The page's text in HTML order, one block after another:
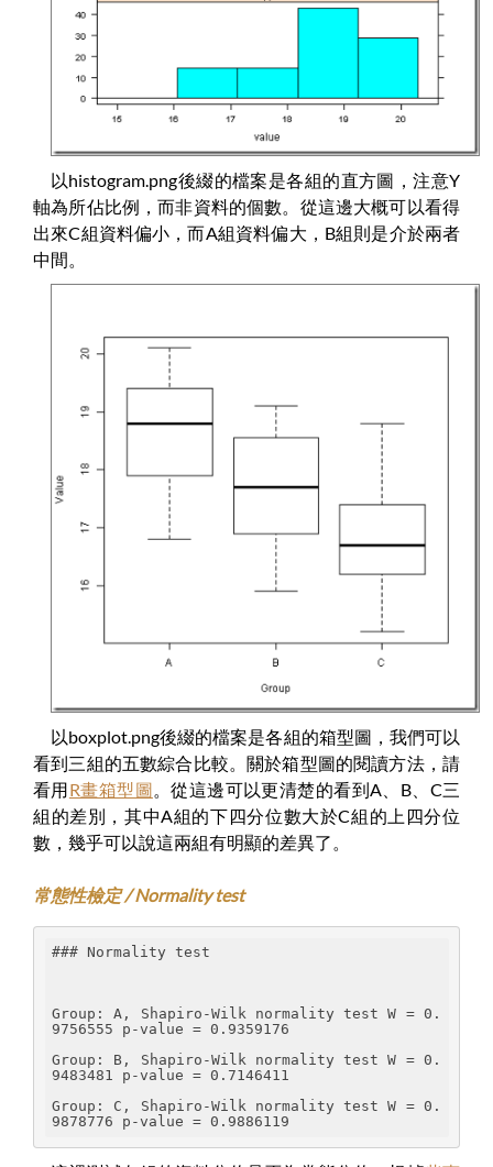
以histogram.png後綴的檔案是各組的直方圖，注意Y
軸為所佔比例，而非資料的個數。從這邊大概可以看得
出來C組資料偏小，而A組資料偏大，B組則是介於兩者
中間。
以boxplot.png後綴的檔案是各組的箱型圖，我們可以
看到三組的五數綜合比較。關於箱型圖的閱讀方法，請
看用R畫箱型圖。從這邊可以更清楚的看到A、B、C三
組的差別，其中A組的下四分位數大於C組的上四分位
數，幾乎可以說這兩組有明顯的差異了。
常態性檢定 / Normality test
### Normality test
Group: A, Shapiro-Wilk normality test W = 0.
9756555 p-value = 0.9359176
Group: B, Shapiro-Wilk normality test W = 0.
9483481 p-value = 0.7146411
Group: C, Shapiro-Wilk normality test W = 0.
9878776 p-value = 0.9886119